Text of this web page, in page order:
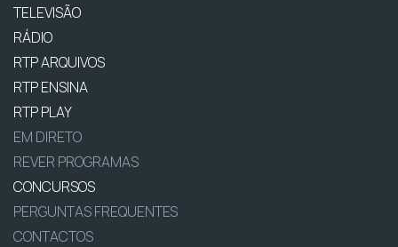
TELEVISÃO
RÁDIO
RTP ARQUIVOS
RTP ENSINA
RTP PLAY
EM DIRETO
REVER PROGRAMAS
CONCURSOS
PERGUNTAS FREQUENTES
CONTACTOS